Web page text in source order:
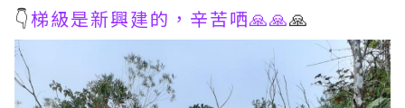
👇梯級是新興建的，辛苦哂🙏🙏🙏